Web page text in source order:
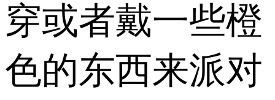
穿或者戴一些橙
色的东西来派对